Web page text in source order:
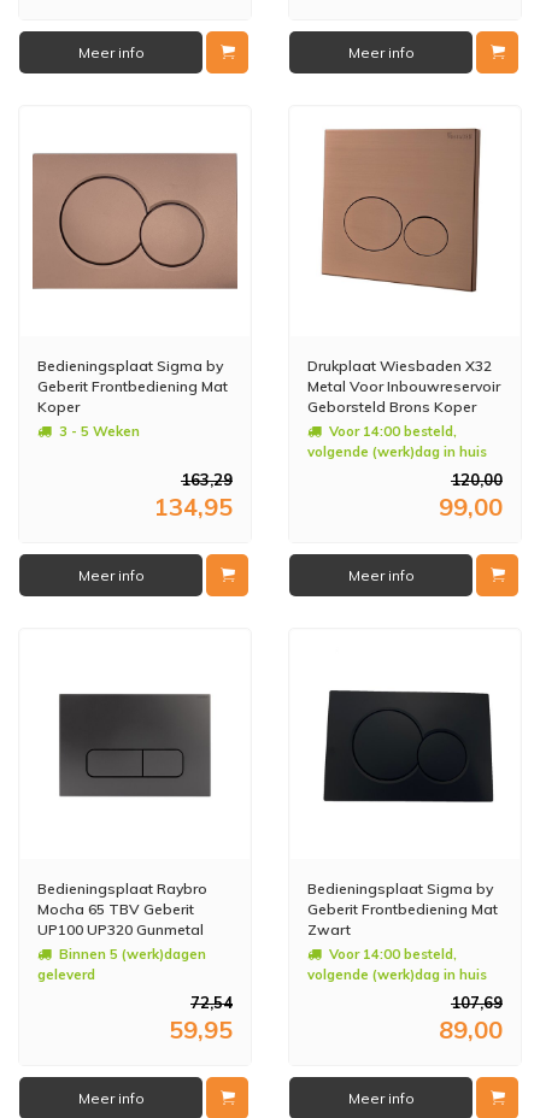
Meer info Meer info
Bedieningsplaat Sigma by
Geberit Frontbediening Mat
Koper
3 - 5 Weken
163,29
134,95
Meer info
Drukplaat Wiesbaden X32
Metal Voor Inbouwreservoir
Geborsteld Brons Koper
Voor 14:00 besteld,
volgende (werk)dag in huis
120,00
99,00
Meer info
Bedieningsplaat Raybro
Mocha 65 TBV Geberit
UP100 UP320 Gunmetal
Binnen 5 (werk)dagen
geleverd
72,54
59,95
Meer info
Bedieningsplaat Sigma by
Geberit Frontbediening Mat
Zwart
Voor 14:00 besteld,
volgende (werk)dag in huis
107,69
89,00
Meer info